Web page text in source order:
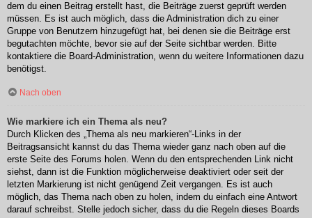
dem du einen Beitrag erstellt hast, die Beiträge zuerst geprüft werden
müssen. Es ist auch möglich, dass die Administration dich zu einer
Gruppe von Benutzern hinzugefügt hat, bei denen sie die Beiträge erst
begutachten möchte, bevor sie auf der Seite sichtbar werden. Bitte
kontaktiere die Board-Administration, wenn du weitere Informationen dazu
benötigst.
Nach oben
Wie markiere ich ein Thema als neu?
Durch Klicken des „Thema als neu markieren“-Links in der
Beitragsansicht kannst du das Thema wieder ganz nach oben auf die
erste Seite des Forums holen. Wenn du den entsprechenden Link nicht
siehst, dann ist die Funktion möglicherweise deaktiviert oder seit der
letzten Markierung ist nicht genügend Zeit vergangen. Es ist auch
möglich, das Thema nach oben zu holen, indem du einfach eine Antwort
darauf schreibst. Stelle jedoch sicher, dass du die Regeln dieses Boards